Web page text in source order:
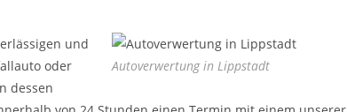
Autoverwertung in Lippstadt
und
oder
dessen